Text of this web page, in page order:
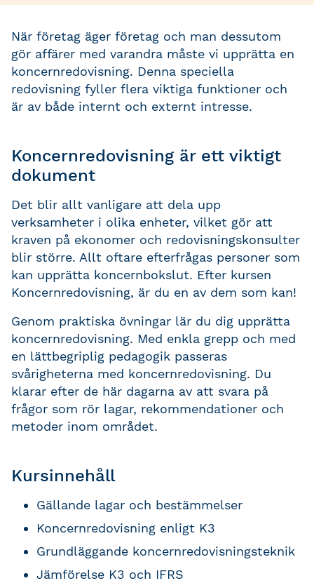
När företag äger företag och man dessutom
gör affärer med varandra måste vi upprätta en
koncernredovisning. Denna speciella
redovisning fyller flera viktiga funktioner och
är av både internt och externt intresse.
Koncernredovisning är ett viktigt
dokument
Det blir allt vanligare att dela upp
verksamheter i olika enheter, vilket gör att
kraven på ekonomer och redovisningskonsulter
blir större. Allt oftare efterfrågas personer som
kan upprätta koncernbokslut. Efter kursen
Koncernredovisning, är du en av dem som kan!
Genom praktiska övningar lär du dig upprätta
koncernredovisning. Med enkla grepp och med
en lättbegriplig pedagogik passeras
svårigheterna med koncernredovisning. Du
klarar efter de här dagarna av att svara på
frågor som rör lagar, rekommendationer och
metoder inom området.
Kursinnehåll
Gällande lagar och bestämmelser
Koncernredovisning enligt K3
Grundläggande koncernredovisningsteknik
Jämförelse K3 och IFRS